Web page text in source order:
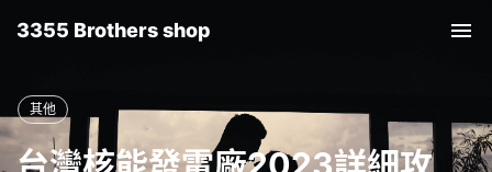
3355 Brothers shop
其他